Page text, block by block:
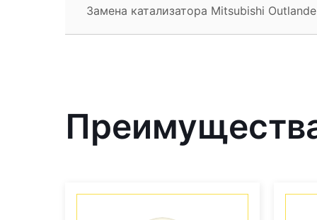
Замена катализатора Mitsubishi